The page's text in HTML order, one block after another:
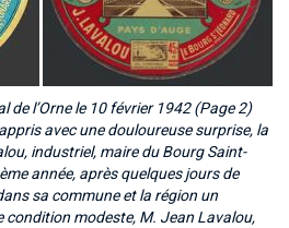
l’Orne le 10 février 1942 (Page 2)
avec une douloureuse surprise, la
industriel, maire du Bourg Saint-
année, après quelques jours de
sa commune et la région un
condition modeste, M. Jean Lavalou,